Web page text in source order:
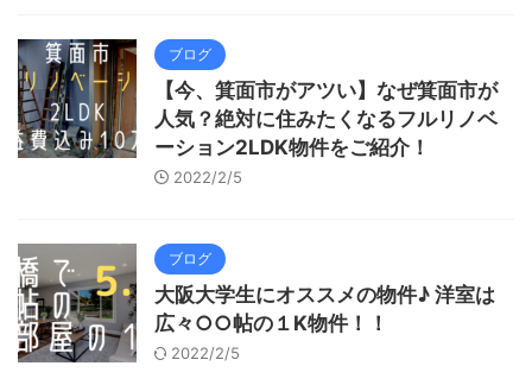
ブログ
【今、箕面市がアツい】なぜ箕面市が
人気？絶対に住みたくなるフルリノベ
ーション2LDK物件をご紹介！
2022/2/5
ブログ
大阪大学生にオススメの物件♪ 洋室は
広々○○帖の１K物件！！
2022/2/5